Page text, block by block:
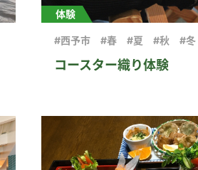
体験
コースター織り体験
#西予市 #春 #夏 #秋 #冬